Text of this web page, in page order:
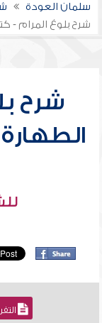
سلمان العودة
شرح بلوغ المرام -
شرح